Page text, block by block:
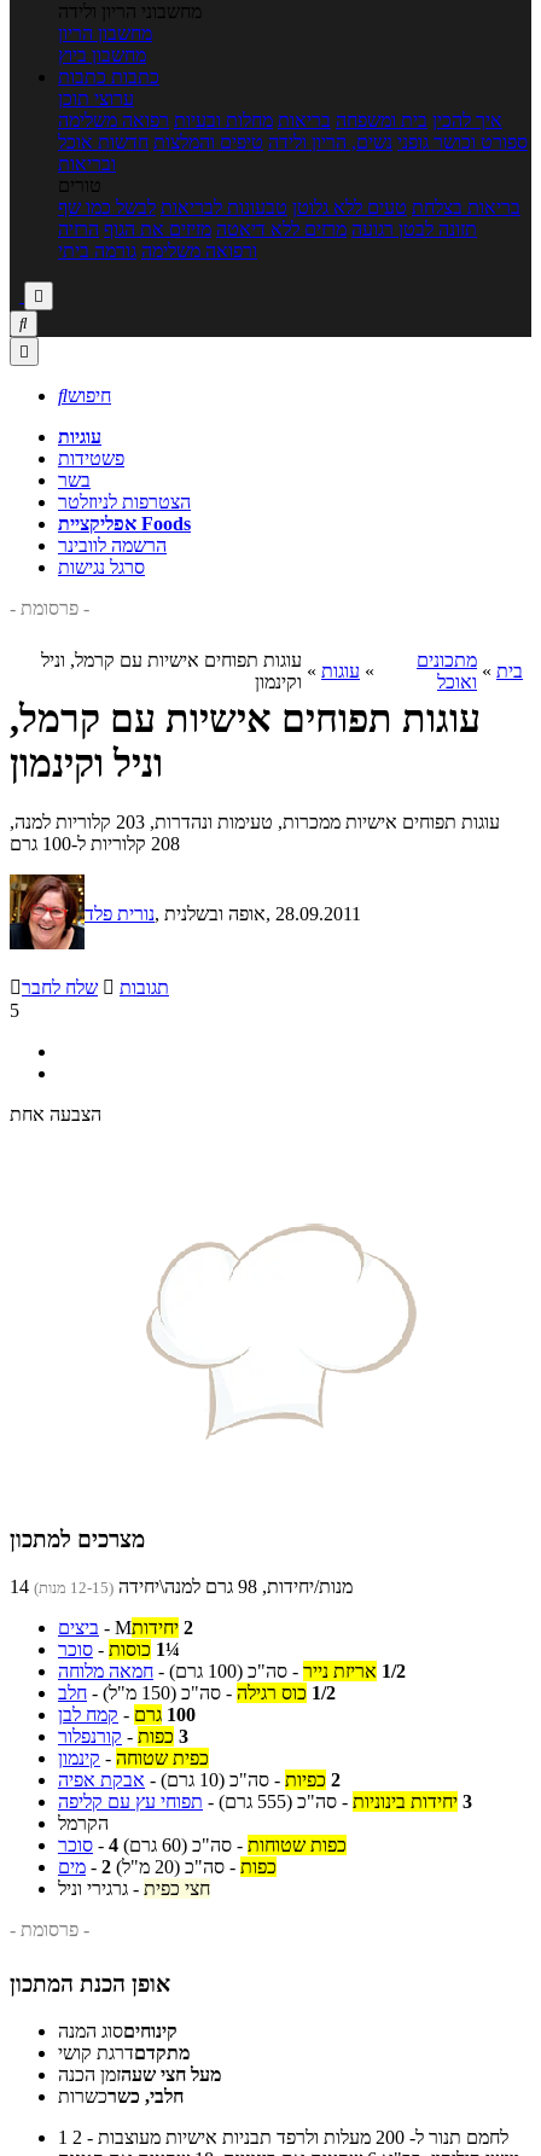
מחשבוני הריון ולידה
מחשבון הריון
מחשבון ביוץ
כתבות כתבות
ערוצי תוכן
איך להכין בית ומשפחה בריאות מחלות ובעיות רפואה משלימה
ספורט וכושר גופני נשים, הריון ולידה טיפים והמלצות חדשות אוכל
ובריאות
טורים
בריאות בצלחת טעים ללא גלוטן טבעונות לבריאות לבשל כמו שף
תזונה לבטן רגועה מרזים ללא דיאטה מזיזים את הגוף הרזיה
ורפואה משלימה גורמה ביתי



חיפוש
עוגיות
פשטידות
בשר
הצטרפות לניוזלטר
אפליקציית Foods
הרשמה לוובינר
סרגל נגישות
- פרסומת -
בית »
מתכונים
ואוכל
» עוגות »
עוגות תפוחים אישיות עם קרמל, וניל
וקינמון
עוגות תפוחים אישיות עם קרמל,
וניל וקינמון
עוגות תפוחים אישיות ממכרות, טעימות ונהדרות, 203 קלוריות למנה,
208 קלוריות ל-100 גרם
נורית פלד , אופה ובשלנית, 28.09.2011
שלח לחבר  תגובות
5
הצבעה אחת
מצרכים למתכון
14 מנות/יחידות, 98 גרם למנה\יחידה (12-15 מנות)
ביצים - 2 יחידותM
סוכר - 1¼ כוסות
חמאה מלוחה - 1/2 אריזת נייר - סה"כ (100 גרם)
חלב - 1/2 כוס רגילה - סה"כ (150 מ"ל)
קמח לבן - 100 גרם
קורנפלור - 3 כפות
קינמון - כפית שטוחה
אבקת אפיה - 2 כפיות - סה"כ (10 גרם)
תפוחי עץ עם קליפה - 3 יחידות בינוניות - סה"כ (555 גרם)
הקרמל
סוכר - 4 כפות שטוחות - סה"כ (60 גרם)
מים - 2 כפות - סה"כ (20 מ"ל)
גרגירי וניל - חצי כפית
- פרסומת -
אופן הכנת המתכון
קינוחיםסוג המנה
מתקדםדרגת קושי
מעל חצי שעהזמן הכנה
חלבי, כשרכשרות
1